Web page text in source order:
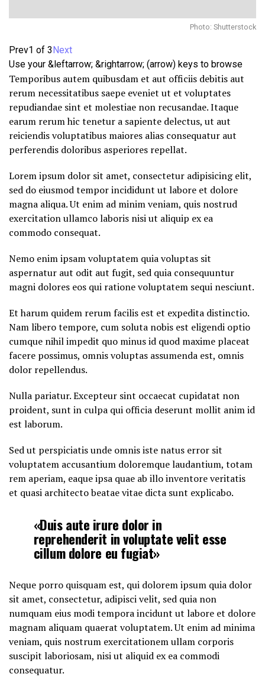
Photo: Shutterstock
Prev1 of 3Next
Use your &leftarrow; &rightarrow; (arrow) keys to browse
Temporibus autem quibusdam et aut officiis debitis aut
rerum necessitatibus saepe eveniet ut et voluptates
repudiandae sint et molestiae non recusandae. Itaque
earum rerum hic tenetur a sapiente delectus, ut aut
reiciendis voluptatibus maiores alias consequatur aut
perferendis doloribus asperiores repellat.
Lorem ipsum dolor sit amet, consectetur adipisicing elit,
sed do eiusmod tempor incididunt ut labore et dolore
magna aliqua. Ut enim ad minim veniam, quis nostrud
exercitation ullamco laboris nisi ut aliquip ex ea
commodo consequat.
Nemo enim ipsam voluptatem quia voluptas sit
aspernatur aut odit aut fugit, sed quia consequuntur
magni dolores eos qui ratione voluptatem sequi nesciunt.
Et harum quidem rerum facilis est et expedita distinctio.
Nam libero tempore, cum soluta nobis est eligendi optio
cumque nihil impedit quo minus id quod maxime placeat
facere possimus, omnis voluptas assumenda est, omnis
dolor repellendus.
Nulla pariatur. Excepteur sint occaecat cupidatat non
proident, sunt in culpa qui officia deserunt mollit anim id
est laborum.
Sed ut perspiciatis unde omnis iste natus error sit
voluptatem accusantium doloremque laudantium, totam
rem aperiam, eaque ipsa quae ab illo inventore veritatis
et quasi architecto beatae vitae dicta sunt explicabo.
«Duis aute irure dolor in
reprehenderit in voluptate velit esse
cillum dolore eu fugiat»
Neque porro quisquam est, qui dolorem ipsum quia dolor
sit amet, consectetur, adipisci velit, sed quia non
numquam eius modi tempora incidunt ut labore et dolore
magnam aliquam quaerat voluptatem. Ut enim ad minima
veniam, quis nostrum exercitationem ullam corporis
suscipit laboriosam, nisi ut aliquid ex ea commodi
consequatur.